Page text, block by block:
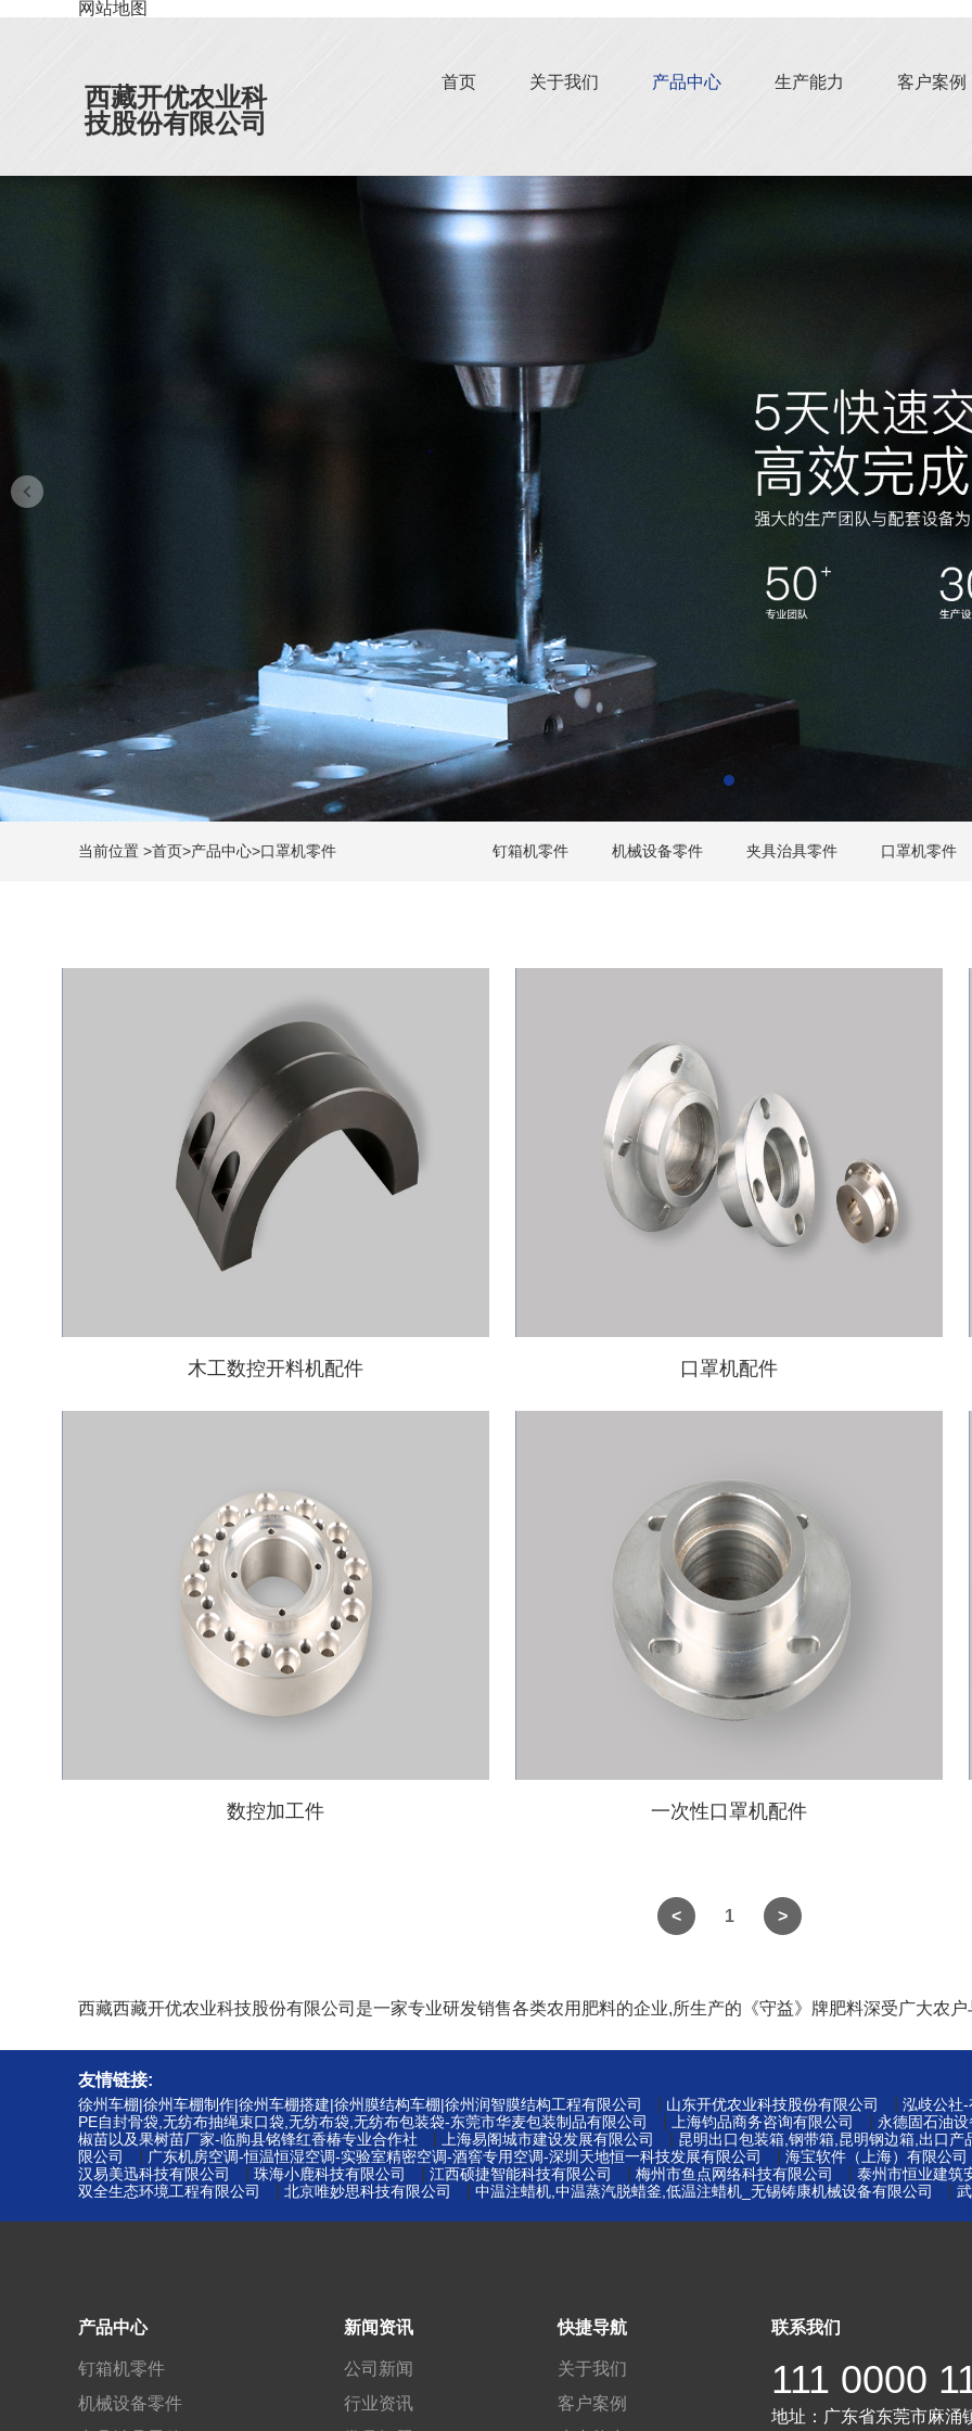
网站地图
西藏开优农业科
技股份有限公司
首页 关于我们 产品中心 生产能力 客户案例
当前位置 >首页>产品中心>口罩机零件 钉箱机零件 机械设备零件 夹具治具零件 口罩机零件
木工数控开料机配件 口罩机配件
数控加工件 一次性口罩机配件
1
西藏西藏开优农业科技股份有限公司是一家专业研发销售各类农用肥料的企业,所生产的《守益》牌肥料深受广大农
友情链接:
徐州车棚|徐州车棚制作|徐州车棚搭建|徐州膜结构车棚|徐州润智膜结构工程有限公司 山东开优农业科技股份有限公司
泓歧公社
PE自封骨袋,无纺布抽绳束口袋,无纺布袋,无纺布包装袋-东莞市华麦包装制品有限公司
上海钧品商务咨询有限公司
永德固石油
椒苗以及果树苗厂家-临朐县铭锋红香椿专业合作社
上海易阁城市建设发展有限公司
昆明出口包装箱,钢带箱,昆明钢边箱,出口
限公司
广东机房空调-恒温恒湿空调-实验室精密空调-酒窖专用空调-深圳天地恒一科技发展有限公司
海宝软件（上海）有限公司
汉易美迅科技有限公司
珠海小鹿科技有限公司 江西硕捷智能科技有限公司 梅州市鱼点网络科技有限公司
泰州市恒业建筑
双全生态环境工程有限公司
北京唯妙思科技有限公司 中温注蜡机,中温蒸汽脱蜡釜,低温注蜡机_无锡铸康机械设备有限公司
产品中心
钉箱机零件
机械设备零件
新闻资讯
公司新闻
行业资讯
快捷导航
关于我们
客户案例
联系我们
111 0000
地址： 广东省东莞市麻涌